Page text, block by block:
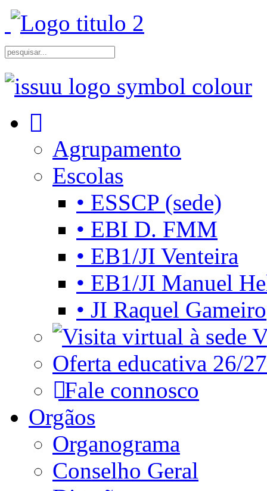
Agrupamento
Escolas
• ESSCP (sede)
• EBI D. FMM
• EB1/JI Venteira
• EB1/JI Manuel
• JI Raquel Gameiro
Oferta educativa 26/27
Fale connosco
Orgãos
Organograma
Conselho Geral